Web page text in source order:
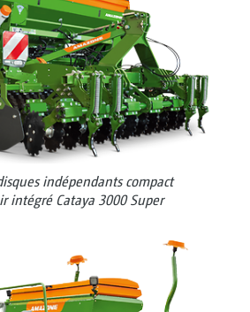
indépendants compact
intégré Cataya 3000 Super